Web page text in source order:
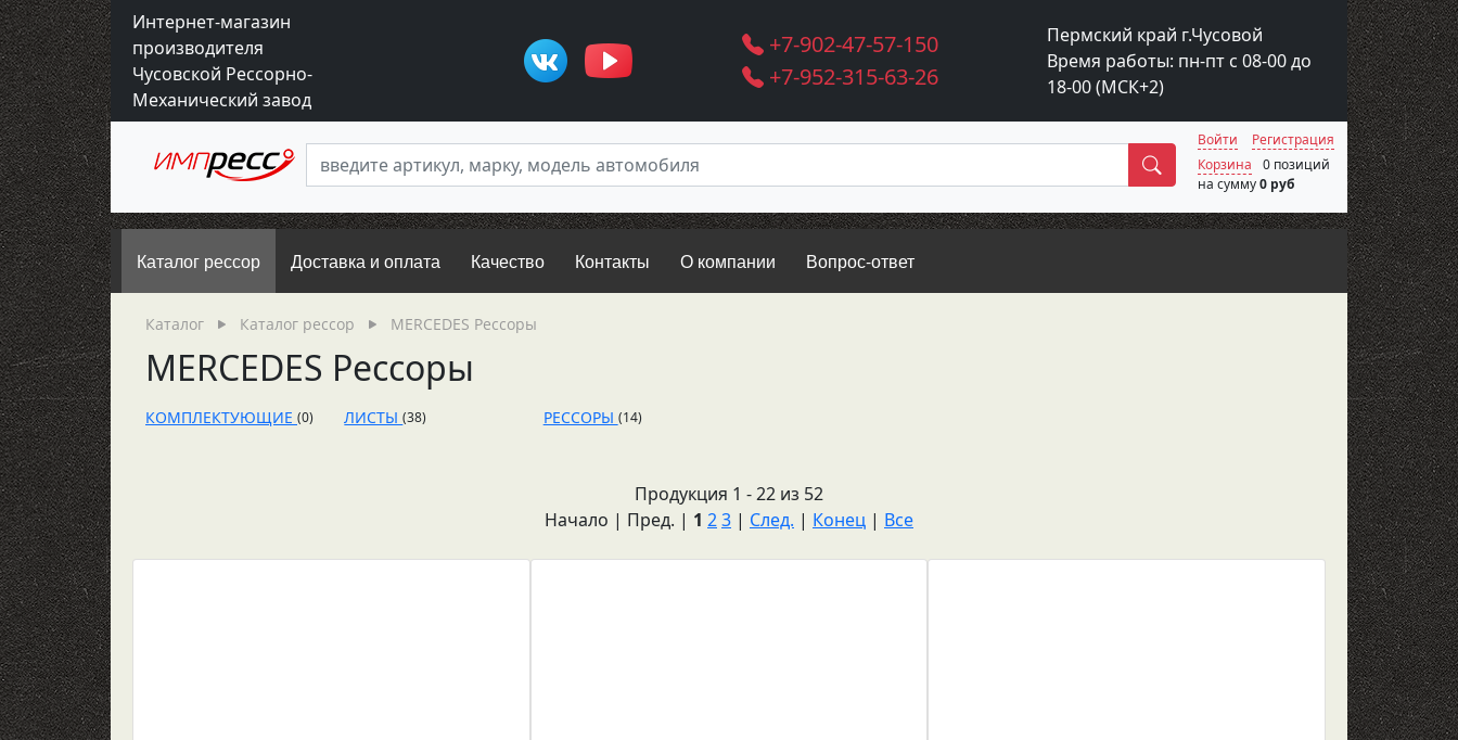
Интернет-магазин
производителя
Чусовской Рессорно-
Механический завод
+7-902-47-57-150
+7-952-315-63-26
Пермский край г.Чусовой
Время работы: пн-пт с 08-00 до
18-00 (МСК+2)
Поиск
Войти
Регистрация
Корзина
0 позиций
на сумму0 руб
Каталог рессор Доставка и оплата Качество Контакты О компании Вопрос-ответ
Каталог Каталог рессор MERCEDES Рессоры
MERCEDES Рессоры
КОМПЛЕКТУЮЩИЕ (0) ЛИСТЫ(38) РЕССОРЫ (14)
Продукция 1 - 22 из 52
Начало | Пред. | 1 23 | След. | Конец | Все